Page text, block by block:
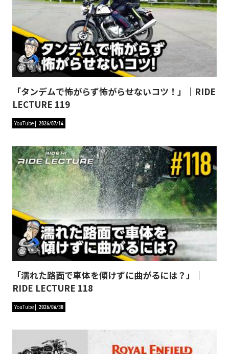
「タンデムで怖がらず怖がらせないコツ！」｜RIDE
LECTURE 119
YouTube 2026/07/14
「濡れた路面で車体を傾けずに曲がるには？」｜
RIDE LECTURE 118
YouTube 2026/06/30